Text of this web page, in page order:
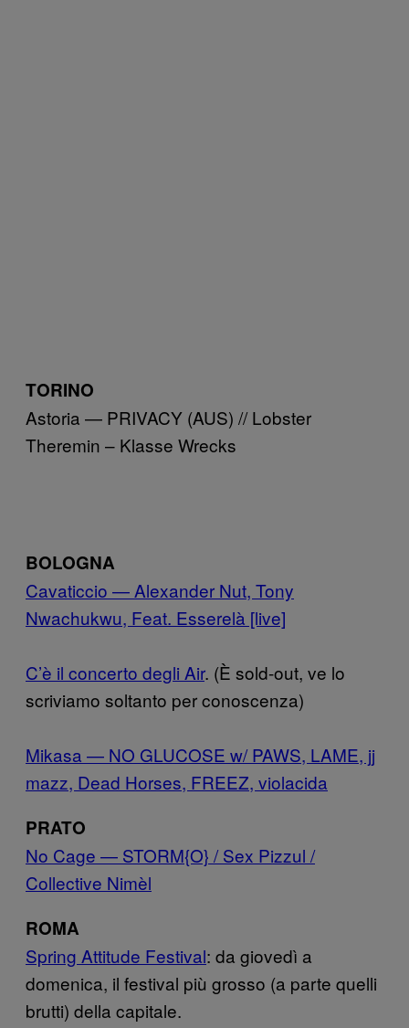
TORINO
Astoria — PRIVACY (AUS) // Lobster
Theremin – Klasse Wrecks
BOLOGNA
Cavaticcio — Alexander Nut, Tony
Nwachukwu, Feat. Esserelà [live]
C’è il concerto degli Air. (È sold-out, ve lo
scriviamo soltanto per conoscenza)
Mikasa — NO GLUCOSE w/ PAWS, LAME, jj
mazz, Dead Horses, FREEZ, violacida
PRATO
No Cage — STORM{O} / Sex Pizzul /
Collective Nimèl
ROMA
Spring Attitude Festival: da giovedì a
domenica, il festival più grosso (a parte quelli
brutti) della capitale.